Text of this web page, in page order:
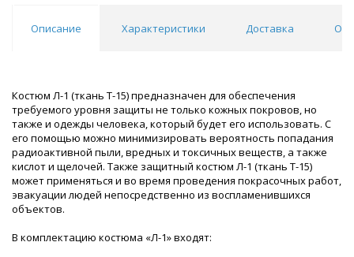
Описание Характеристики Доставка
Костюм Л-1 (ткань Т-15) предназначен для обеспечения
требуемого уровня защиты не только кожных покровов, но
также и одежды человека, который будет его использовать. С
его помощью можно минимизировать вероятность попадания
радиоактивной пыли, вредных и токсичных веществ, а также
кислот и щелочей. Также защитный костюм Л-1 (ткань Т-15)
может применяться и во время проведения покрасочных работ,
эвакуации людей непосредственно из воспламенившихся
объектов.
В комплектацию костюма «Л-1» входят: